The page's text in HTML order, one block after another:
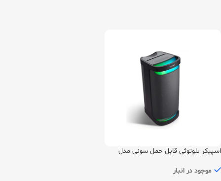
اسپیکر بلوتوثی قابل حمل سونی مدل
موجود در انبار